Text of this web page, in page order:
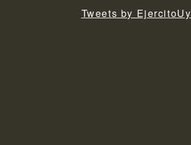
Tweets by EjercitoUy